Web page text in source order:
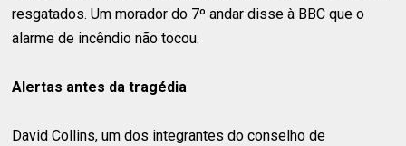
resgatados. Um morador do 7º andar disse à BBC que o
alarme de incêndio não tocou.
Alertas antes da tragédia
David Collins, um dos integrantes do conselho de